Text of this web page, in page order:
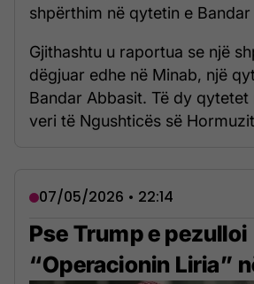
shpërthim në qytetin e Bandar
Gjithashtu u raportua se një
dëgjuar edhe në Minab, një
Bandar Abbasit. Të dy qytetet
veri të Ngushticës së
07/05/2026 • 22:14
Pse Trump e pezulloi
“Operacionin Liria”